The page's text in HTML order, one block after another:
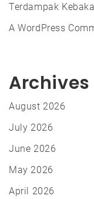
Terdampak
A WordPress
Archives
August 2026
July 2026
June 2026
May 2026
April 2026